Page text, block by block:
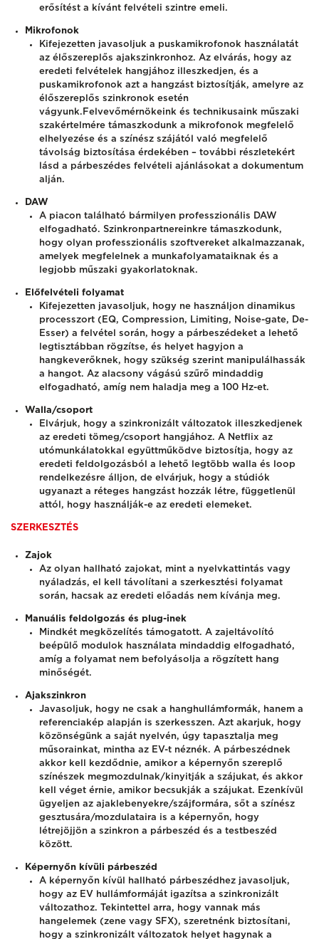
erősítést a kívánt felvételi szintre emeli.
Mikrofonok
Kifejezetten javasoljuk a puskamikrofonok használatát
az élőszereplős ajakszinkronhoz. Az elvárás, hogy az
eredeti felvételek hangjához illeszkedjen, és a
puskamikrofonok azt a hangzást biztosítják, amelyre az
élőszereplős szinkronok esetén
vágyunk. Felvevőmérnökeink és technikusaink műszaki
szakértelmére támaszkodunk a mikrofonok megfelelő
elhelyezése és a színész szájától való megfelelő
távolság biztosítása érdekében – további részletekért
lásd a párbeszédes felvételi ajánlásokat a dokumentum
alján.
DAW
A piacon található bármilyen professzionális DAW
elfogadható. Szinkronpartnereinkre támaszkodunk,
hogy olyan professzionális szoftvereket alkalmazzanak,
amelyek megfelelnek a munkafolyamataiknak és a
legjobb műszaki gyakorlatoknak.
Előfelvételi folyamat
Kifejezetten javasoljuk, hogy ne használjon dinamikus
processzort (EQ, Compression, Limiting, Noise-gate, De-
Esser) a felvétel során, hogy a párbeszédeket a lehető
legtisztábban rögzítse, és helyet hagyjon a
hangkeverőknek, hogy szükség szerint manipulálhassák
a hangot. Az alacsony vágású szűrő mindaddig
elfogadható, amíg nem haladja meg a 100 Hz-et.
Walla/csoport
Elvárjuk, hogy a szinkronizált változatok illeszkedjenek
az eredeti tömeg/csoport hangjához. A Netflix az
utómunkálatokkal együttműködve biztosítja, hogy az
eredeti feldolgozásból a lehető legtöbb walla és loop
rendelkezésre álljon, de elvárjuk, hogy a stúdiók
ugyanazt a réteges hangzást hozzák létre, függetlenül
attól, hogy használják-e az eredeti elemeket.
SZERKESZTÉS
Zajok
Az olyan hallható zajokat, mint a nyelvkattintás vagy
nyáladzás, el kell távolítani a szerkesztési folyamat
során, hacsak az eredeti előadás nem kívánja meg.
Manuális feldolgozás és plug-inek
Mindkét megközelítés támogatott. A zajeltávolító
beépülő modulok használata mindaddig elfogadható,
amíg a folyamat nem befolyásolja a rögzített hang
minőségét.
Ajakszinkron
Javasoljuk, hogy ne csak a hanghullámformák, hanem a
referenciakép alapján is szerkesszen. Azt akarjuk, hogy
közönségünk a saját nyelvén, úgy tapasztalja meg
műsorainkat, mintha az EV-t néznék. A párbeszédnek
akkor kell kezdődnie, amikor a képernyőn szereplő
színészek megmozdulnak/kinyitják a szájukat, és akkor
kell véget érnie, amikor becsukják a szájukat. Ezenkívül
ügyeljen az ajaklebenyekre/szájformára, sőt a színész
gesztusára/mozdulataira is a képernyőn, hogy
létrejöjjön a szinkron a párbeszéd és a testbeszéd
között.
Képernyőn kívüli párbeszéd
A képernyőn kívül hallható párbeszédhez javasoljuk,
hogy az EV hullámformáját igazítsa a szinkronizált
változathoz. Tekintettel arra, hogy vannak más
hangelemek (zene vagy SFX), szeretnénk biztosítani,
hogy a szinkronizált változatok helyet hagynak a